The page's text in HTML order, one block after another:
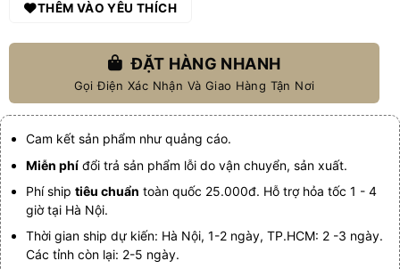
THÊM VÀO YÊU THÍCH
ĐẶT HÀNG NHANH
Gọi Điện Xác Nhận Và Giao Hàng Tận Nơi
Cam kết sản phẩm như quảng cáo.
Miễn phíđổi trả sản phẩm lỗi do vận chuyển, sản xuất.
Phí ship tiêu chuẩn toàn quốc 25.000đ. Hỗ trợ hỏa tốc 1 - 4
giờ tại Hà Nội.
Thời gian ship dự kiến: Hà Nội, 1-2 ngày, TP.HCM: 2 -3 ngày.
Các tỉnh còn lại: 2-5 ngày.